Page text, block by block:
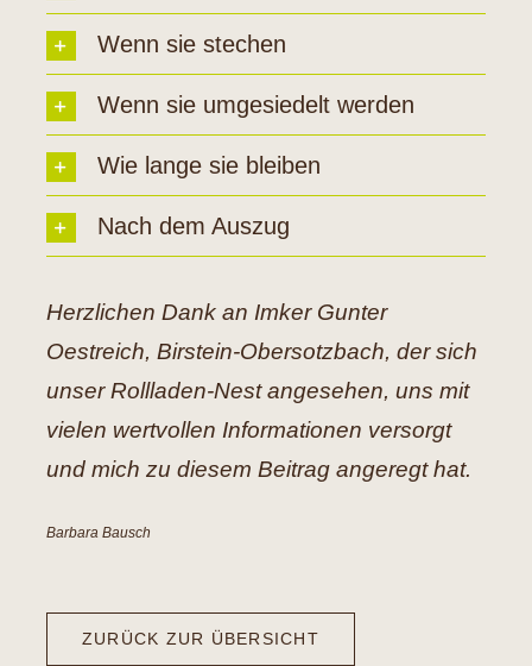
Wenn sie stechen
Wenn sie umgesiedelt werden
Wie lange sie bleiben
Nach dem Auszug
Herzlichen Dank an Imker Gunter
Oestreich, Birstein-Obersotzbach, der sich
unser Rollladen-Nest angesehen, uns mit
vielen wertvollen Informationen versorgt
und mich zu diesem Beitrag angeregt hat.
Barbara Bausch
ZURÜCK ZUR ÜBERSICHT